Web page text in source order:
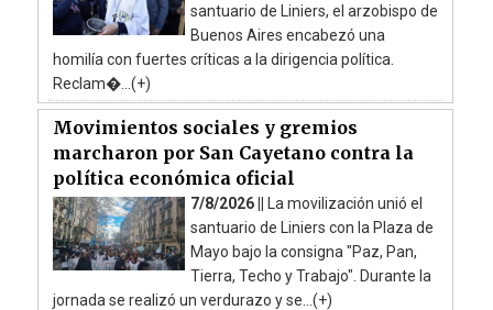
santuario de Liniers, el arzobispo de
Buenos Aires encabezó una
homilía con fuertes críticas a la dirigencia política.
Reclam�...(+)
Movimientos sociales y gremios
marcharon por San Cayetano contra la
política económica oficial
7/8/2026 ||
La movilización unió el
santuario de Liniers con la Plaza de
Mayo bajo la consigna "Paz, Pan,
Tierra, Techo y Trabajo". Durante la
jornada se realizó un verdurazo y se...(+)